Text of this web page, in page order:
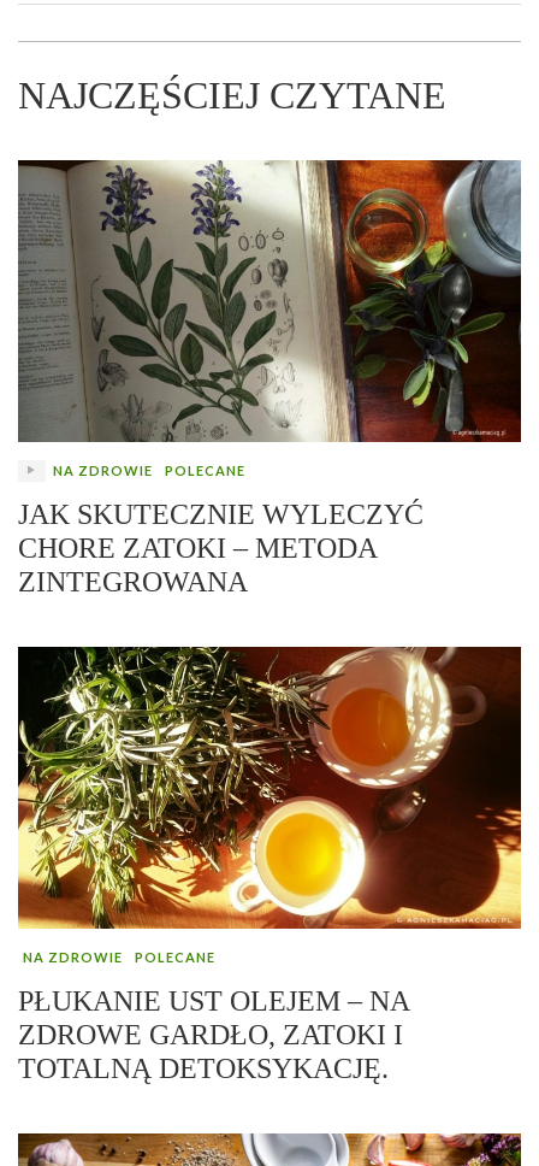
NAJCZĘŚCIEJ CZYTANE
NA ZDROWIE POLECANE
JAK SKUTECZNIE WYLECZYĆ
CHORE ZATOKI – METODA
ZINTEGROWANA
NA ZDROWIE POLECANE
PŁUKANIE UST OLEJEM – NA
ZDROWE GARDŁO, ZATOKI I
TOTALNĄ DETOKSYKACJĘ.